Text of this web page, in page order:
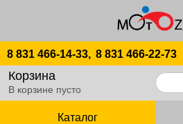
8 831 466-14-33, 8 831 466-22-73
Корзина
В корзине пусто
Каталог